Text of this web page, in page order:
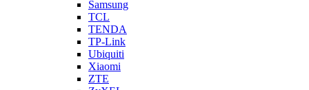
Samsung
TCL
TENDA
TP-Link
Ubiquiti
Xiaomi
ZTE